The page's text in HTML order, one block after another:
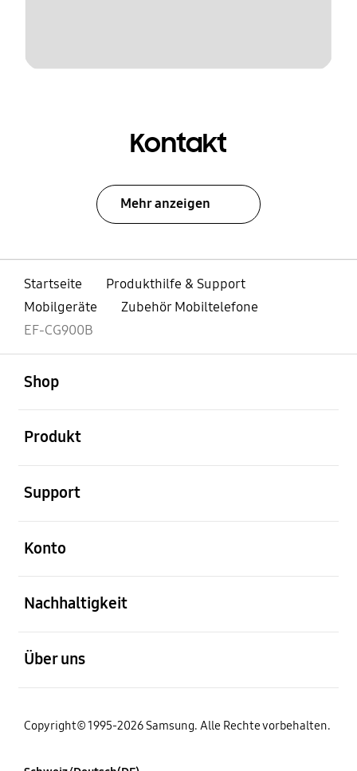
Kontakt
Mehr anzeigen
Startseite
Produkthilfe & Support
Mobilgeräte
Zubehör Mobiltelefone
EF-CG900B
Shop
Produkt
Support
Konto
Nachhaltigkeit
Über uns
Copyright© 1995-2026 Samsung. Alle Rechte vorbehalten.